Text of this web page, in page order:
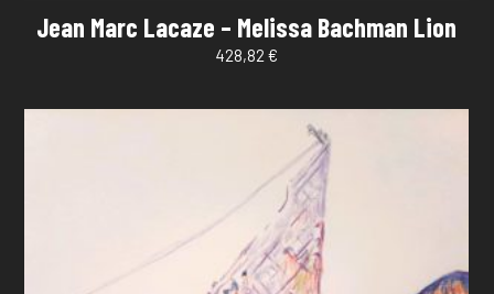
Jean Marc Lacaze – Melissa Bachman Lion
428,82 €